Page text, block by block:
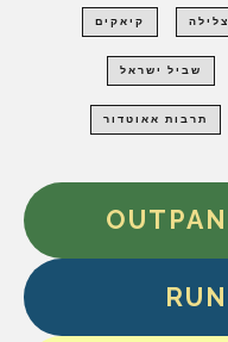
צלילה קיאקים
שביל ישראל
תרבות אאוטדור